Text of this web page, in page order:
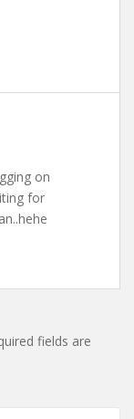
on
for
fields are